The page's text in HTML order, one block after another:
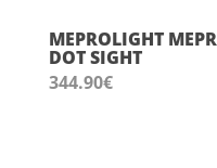
MEPROLIGHT
DOT SIGHT
344.90€